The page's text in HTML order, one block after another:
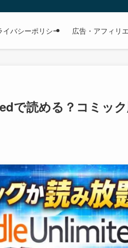
イバシーポリシー 広告・アフィリ
で読める？コミッ